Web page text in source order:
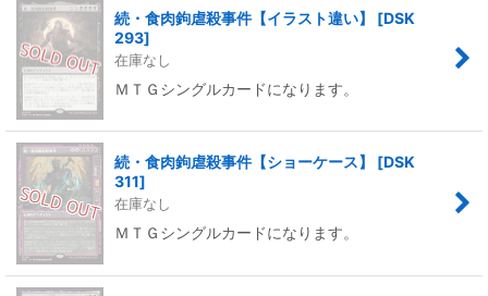
続・食肉鉤虐殺事件【イラスト違い】 [DSK
293]
在庫なし
ＭＴＧシングルカードになります。
続・食肉鉤虐殺事件【ショーケース】 [DSK
311]
在庫なし
ＭＴＧシングルカードになります。